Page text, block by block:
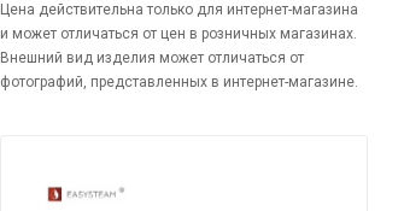
Цена действительна только для интернет-магазина
и может отличаться от цен в розничных магазинах.
Внешний вид изделия может отличаться от
фотографий, представленных в интернет-магазине.